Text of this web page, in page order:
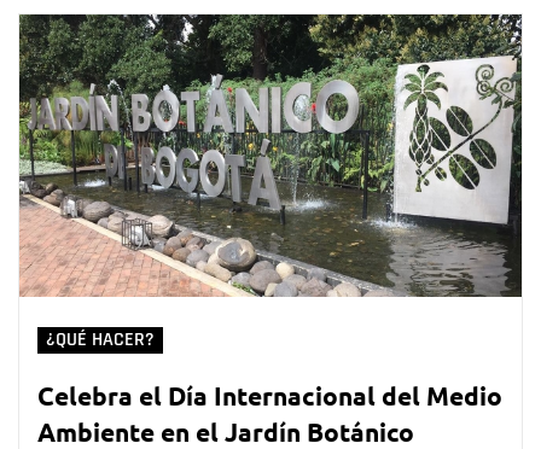
¿QUÉ HACER?
Celebra el Día Internacional del Medio
Ambiente en el Jardín Botánico